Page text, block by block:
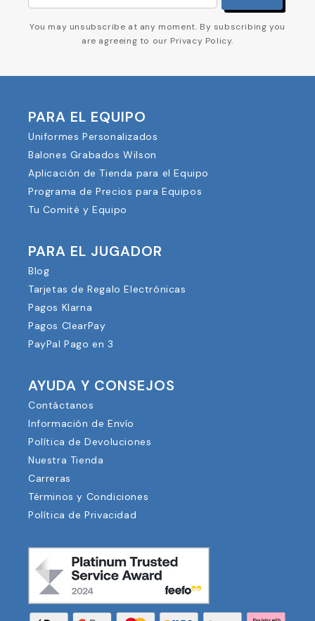
You may unsubscribe at any moment. By subscribing you
are agreeing to our Privacy Policy.
PARA EL EQUIPO
Uniformes Personalizados
Balones Grabados Wilson
Aplicación de Tienda para el Equipo
Programa de Precios para Equipos
Tu Comité y Equipo
PARA EL JUGADOR
Blog
Tarjetas de Regalo Electrónicas
Pagos Klarna
Pagos ClearPay
PayPal Pago en 3
AYUDA Y CONSEJOS
Contáctanos
Información de Envío
Política de Devoluciones
Nuestra Tienda
Carreras
Términos y Condiciones
Política de Privacidad